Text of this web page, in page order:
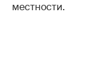
местности.